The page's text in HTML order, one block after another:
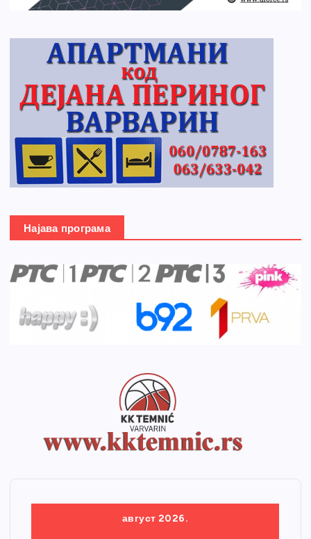
Најава програма
август 2026.